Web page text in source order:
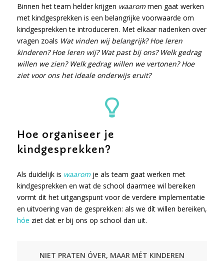
Binnen het team helder krijgen waarommen gaat werken
met kindgesprekken is een belangrijke voorwaarde om
kindgesprekken te introduceren. Met elkaar nadenken over
vragen zoals Wat vinden wij belangrijk? Hoe leren
kinderen? Hoe leren wij? Wat past bij ons? Welk gedrag
willen we zien? Welk gedrag willen we vertonen? Hoe
ziet voor ons het ideale onderwijs eruit?
Hoe organiseer je
kindgesprekken?
Als duidelijk is waaromje als team gaat werken met
kindgesprekken en wat de school daarmee wil bereiken
vormt dit het uitgangspunt voor de verdere implementatie
en uitvoering van de gesprekken: als we dít willen bereiken,
hóe ziet dat er bij ons op school dan uit.
NIET PRATEN ÓVER, MAAR MÉT KINDEREN